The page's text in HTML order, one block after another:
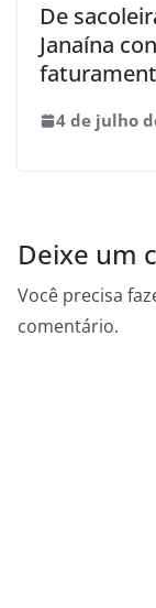
De
Janaína
4 de julho
Deixe um
Você precisa
comentário.